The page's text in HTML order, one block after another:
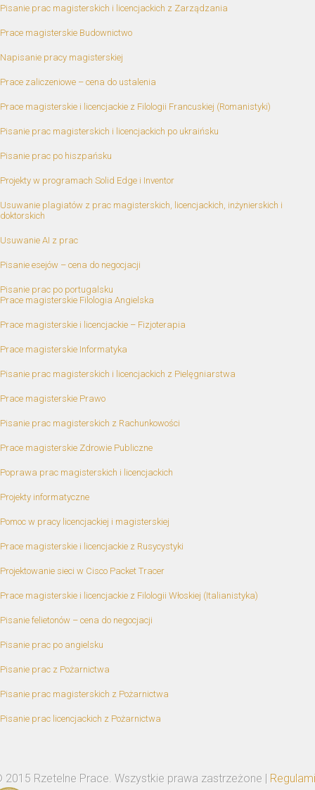
Pisanie prac magisterskich i licencjackich z Zarządzania
Prace magisterskie Budownictwo
Napisanie pracy magisterskiej
Prace zaliczeniowe – cena do ustalenia
Prace magisterskie i licencjackie z Filologii Francuskiej (Romanistyki)
Pisanie prac magisterskich i licencjackich po ukraińsku
Pisanie prac po hiszpańsku
Projekty w programach Solid Edge i Inventor
Usuwanie plagiatów z prac magisterskich, licencjackich, inżynierskich i
doktorskich
Usuwanie AI z prac
Pisanie esejów – cena do negocjacji
Pisanie prac po portugalsku
Prace magisterskie Filologia Angielska
Prace magisterskie i licencjackie – Fizjoterapia
Prace magisterskie Informatyka
Pisanie prac magisterskich i licencjackich z Pielęgniarstwa
Prace magisterskie Prawo
Pisanie prac magisterskich z Rachunkowości
Prace magisterskie Zdrowie Publiczne
Poprawa prac magisterskich i licencjackich
Projekty informatyczne
Pomoc w pracy licencjackiej i magisterskiej
Prace magisterskie i licencjackie z Rusycystyki
Projektowanie sieci w Cisco Packet Tracer
Prace magisterskie i licencjackie z Filologii Włoskiej (Italianistyka)
Pisanie felietonów – cena do negocjacji
Pisanie prac po angielsku
Pisanie prac z Pożarnictwa
Pisanie prac magisterskich z Pożarnictwa
Pisanie prac licencjackich z Pożarnictwa
2015 Rzetelne Prace. Wszystkie prawa zastrzeżone |